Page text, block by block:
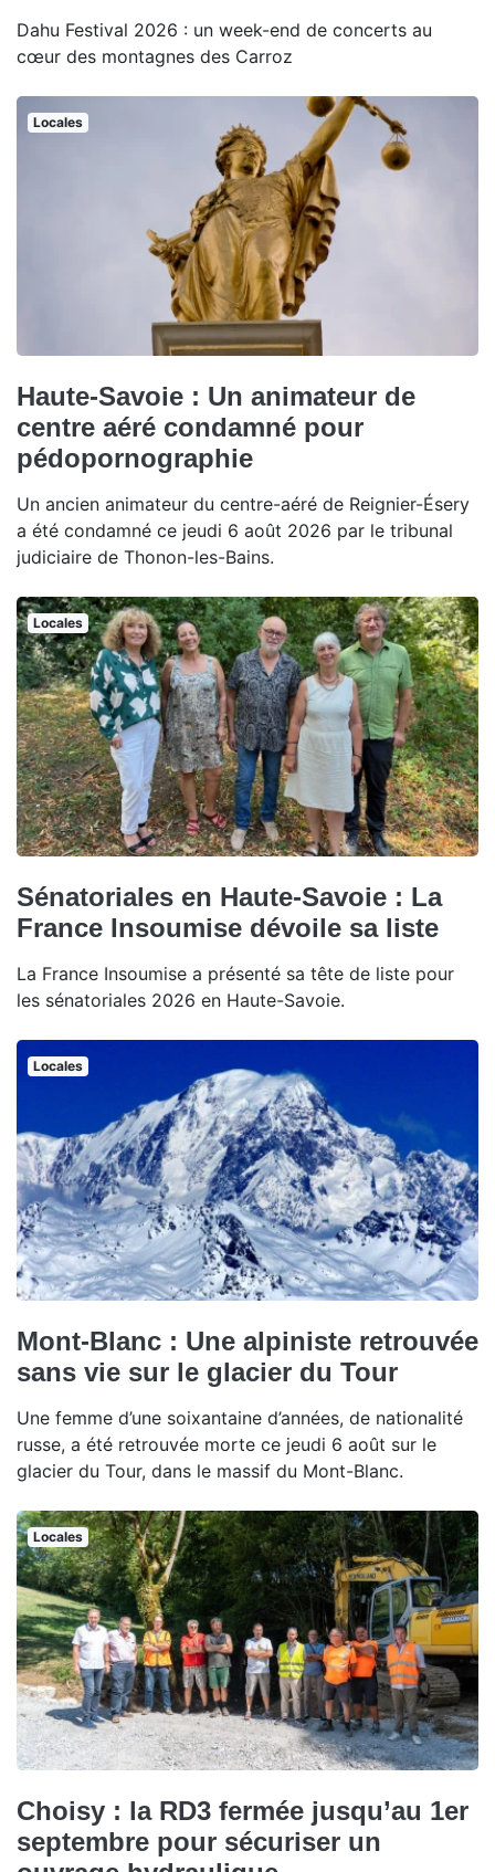
Dahu Festival 2026 : un week-end de concerts au
cœur des montagnes des Carroz
Locales
Haute-Savoie : Un animateur de
centre aéré condamné pour
pédopornographie
Un ancien animateur du centre-aéré de Reignier-Ésery
a été condamné ce jeudi 6 août 2026 par le tribunal
judiciaire de Thonon-les-Bains.
Locales
Sénatoriales en Haute-Savoie : La
France Insoumise dévoile sa liste
La France Insoumise a présenté sa tête de liste pour
les sénatoriales 2026 en Haute-Savoie.
Locales
Mont-Blanc : Une alpiniste retrouvée
sans vie sur le glacier du Tour
Une femme d’une soixantaine d’années, de nationalité
russe, a été retrouvée morte ce jeudi 6 août sur le
glacier du Tour, dans le massif du Mont-Blanc.
Locales
Choisy : la RD3 fermée jusqu’au 1er
septembre pour sécuriser un